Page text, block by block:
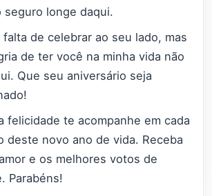
seguro longe daqui.
falta de celebrar ao seu lado, mas
de ter você na minha vida não
Que seu aniversário seja
felicidade te acompanhe em cada
deste novo ano de vida. Receba
e os melhores votos de
Parabéns!